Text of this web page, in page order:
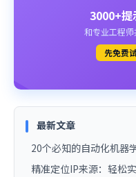
3000+提
和专业工程
先免费
最新文章
20个必知的自动化机器
精准定位IP来源：轻松